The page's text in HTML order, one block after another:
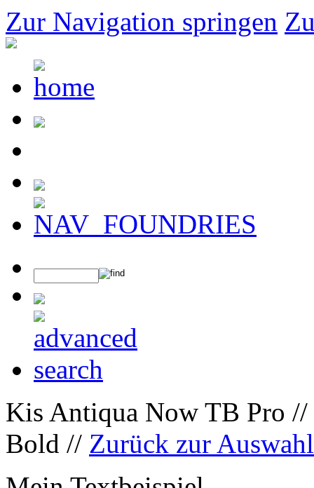
Zur Navigation springen
Kis Antiqua Now TB Pro
Bold // Zurück zur